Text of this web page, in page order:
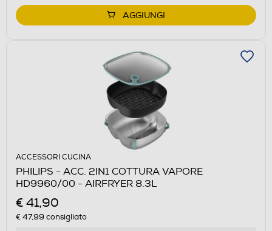
AGGIUNGI
ACCESSORI CUCINA
PHILIPS - ACC. 2IN1 COTTURA VAPORE
HD9960/00 - AIRFRYER 8.3L
€ 41,90
€ 47,99 consigliato